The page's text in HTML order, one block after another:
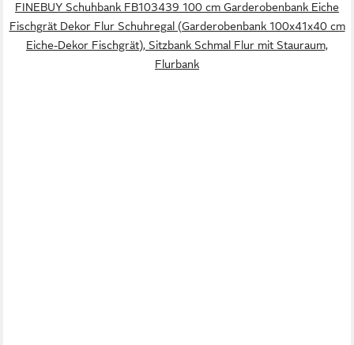
FINEBUY Schuhbank FB103439 100 cm Garderobenbank Eiche
Fischgrät Dekor Flur Schuhregal (Garderobenbank 100x41x40 cm
Eiche-Dekor Fischgrät), Sitzbank Schmal Flur mit Stauraum,
Flurbank